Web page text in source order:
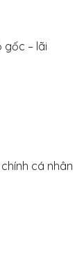
gốc – lãi
cá nhân